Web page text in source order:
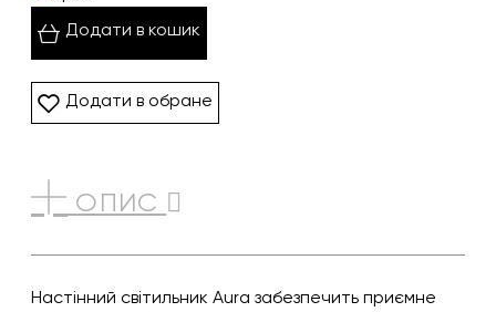
Додати в кошик
Додати в обране
ОПИС
Настінний світильник Aura забезпечить приємне